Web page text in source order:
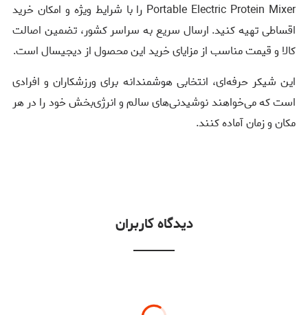
Portable Electric Protein Mixer را با شرایط ویژه و امکان خرید
اقساطی تهیه کنید. ارسال سریع به سراسر کشور، تضمین اصالت
کالا و قیمت مناسب از مزایای خرید این محصول از دیجیسال است.
این شیکر حرفه‌ای، انتخابی هوشمندانه برای ورزشکاران و افرادی
است که می‌خواهند نوشیدنی‌های سالم و انرژی‌بخش خود را در هر
مکان و زمان آماده کنند.
دیدگاه کاربران